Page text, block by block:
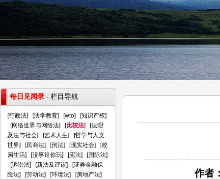
作者
每日见闻录 - 栏目导航
[行政法] [法学教育] [wto] [知识产权]
[网络世界与网络法] [比较法] [法理
及法与社会] [艺术人生] [哲学与人文
世界] [民商法] [刑法] [现实社会] [校
园生活] [没事逗你玩] [宪法] [国际法]
[诉讼法] [新法及评议] [证券金融保
险法] [劳动法] [环境法] [房地产法]